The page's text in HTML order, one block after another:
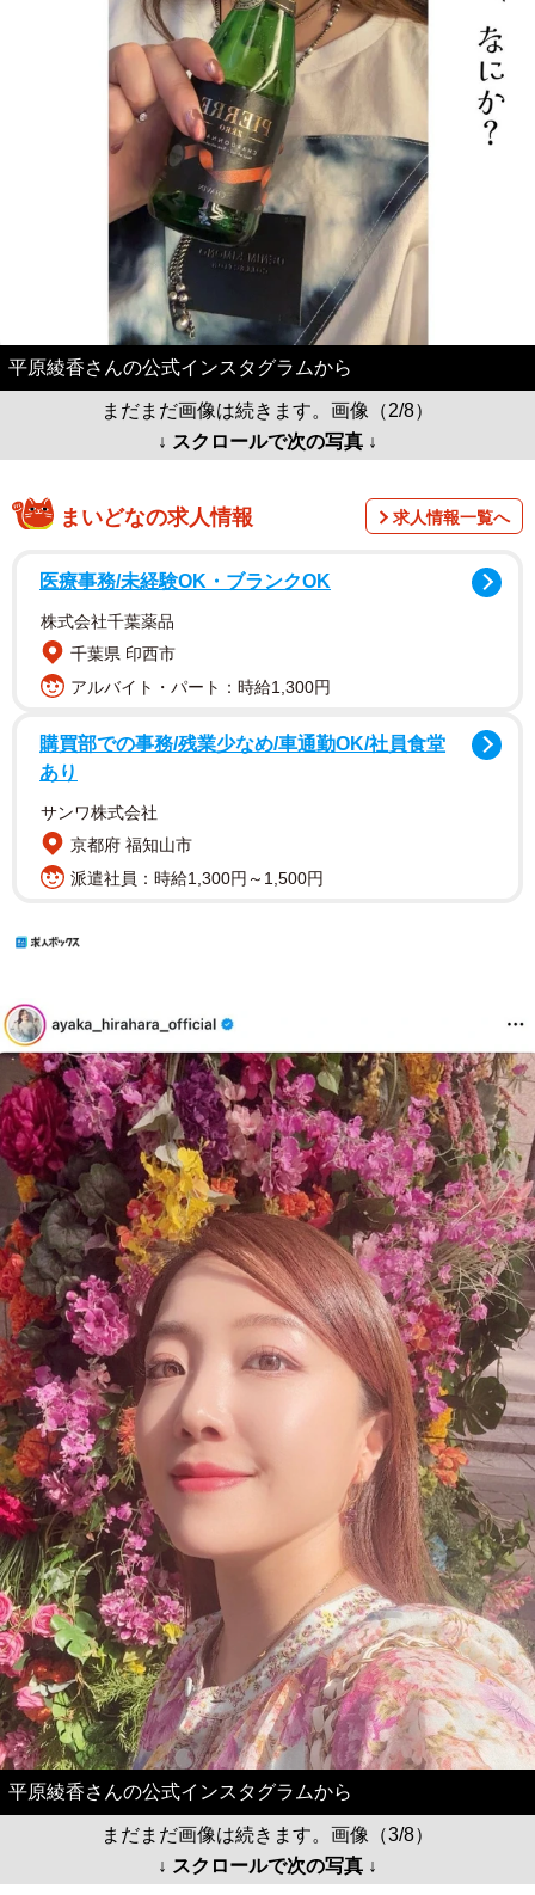
平原綾香さんの公式インスタグラムから
まだまだ画像は続きます。画像（2/8）
↓ スクロールで次の写真 ↓
まいどなの求人情報 求人情報一覧へ
医療事務/未経験OK・ブランクOK
株式会社千葉薬品
千葉県 印西市
アルバイト・パート：時給1,300円
購買部での事務/残業少なめ/車通勤OK/社員食堂
あり
サンワ株式会社
京都府 福知山市
派遣社員：時給1,300円～1,500円
平原綾香さんの公式インスタグラムから
まだまだ画像は続きます。画像（3/8）
↓ スクロールで次の写真 ↓